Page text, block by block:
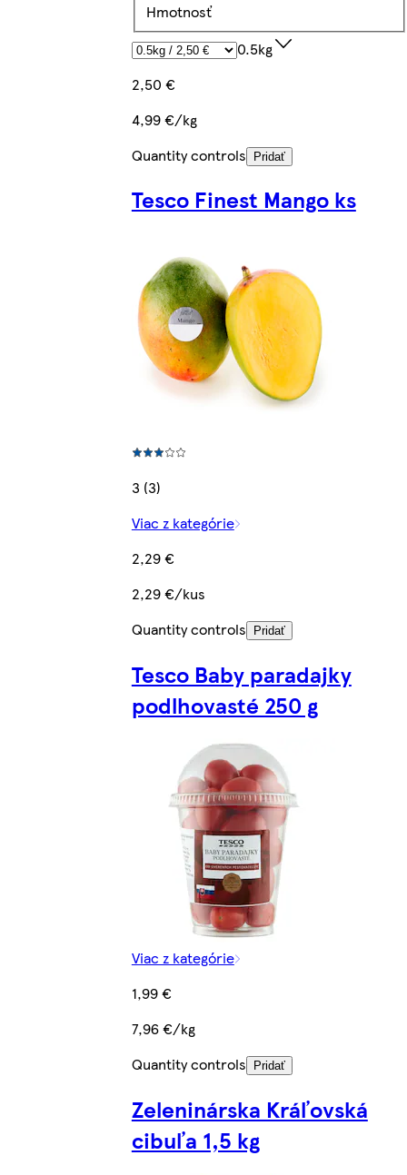
Hmotnosť
0.5kg
2,50 €
4,99 €/kg
Quantity controls
Pridať
Tesco Finest Mango ks
3 (3)
Viac z kategórie
2,29 €
2,29 €/kus
Quantity controls
Pridať
Tesco Baby paradajky
podlhovasté 250 g
Viac z kategórie
1,99 €
7,96 €/kg
Quantity controls
Pridať
Zeleninárska Kráľovská
cibuľa 1,5 kg